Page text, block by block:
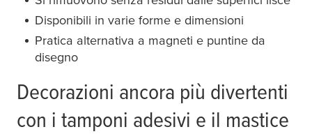
Disponibili in varie forme e dimensioni
Pratica alternativa a magneti e puntine da
disegno
Decorazioni ancora più divertenti
con i tamponi adesivi e il mastice